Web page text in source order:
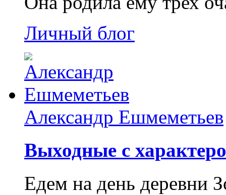
Личный блог
Александр Ешмеметьев
Выходные с
Едем на день деревни